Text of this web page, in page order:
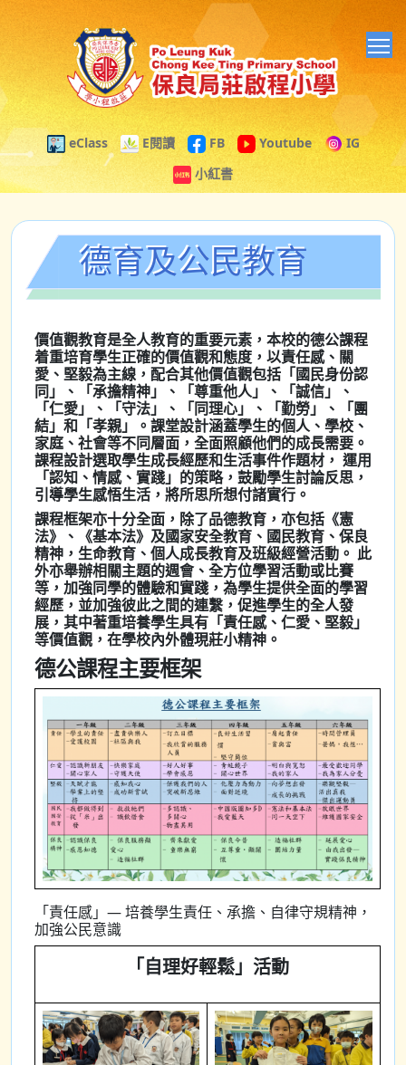
eClass E閱讀 FB Youtube
IG
小紅書
德育及公民教育
價值觀教育是全人教育的重要元素，本校的德公課程
着重培育學生正確的價值觀和態度，以責任感、關
愛、堅毅為主線，配合其他價值觀包括「國民身份認
同」、「承擔精神」、「尊重他人」、「誠信」、
「仁愛」、「守法」、「同理心」、「勤勞」、「團
結」和「孝親」。課堂設計涵蓋學生的個人、學校、
家庭、社會等不同層面，全面照顧他們的成長需要。
課程設計選取學生成長經歷和生活事件作題材， 運用
「認知、情感、實踐」的策略，鼓勵學生討論反思，
引導學生感悟生活，將所思所想付諸實行。
課程框架亦十分全面，除了品德教育，亦包括《憲
法》、《基本法》及國家安全教育、國民教育、保良
精神，生命教育、個人成長教育及班級經營活動。 此
外亦舉辦相關主題的週會、全方位學習活動或比賽
等，加強同學的體驗和實踐，為學生提供全面的學習
經歷，並加強彼此之間的連繫，促進學生的全人發
展，其中著重培養學生具有「責任感、仁愛、堅毅」
等價值觀，在學校內外體現莊小精神。
德公課程主要框架
「責任感」— 培養學生責任、承擔、自律守規精神，
加強公民意識
「自理好輕鬆」活動